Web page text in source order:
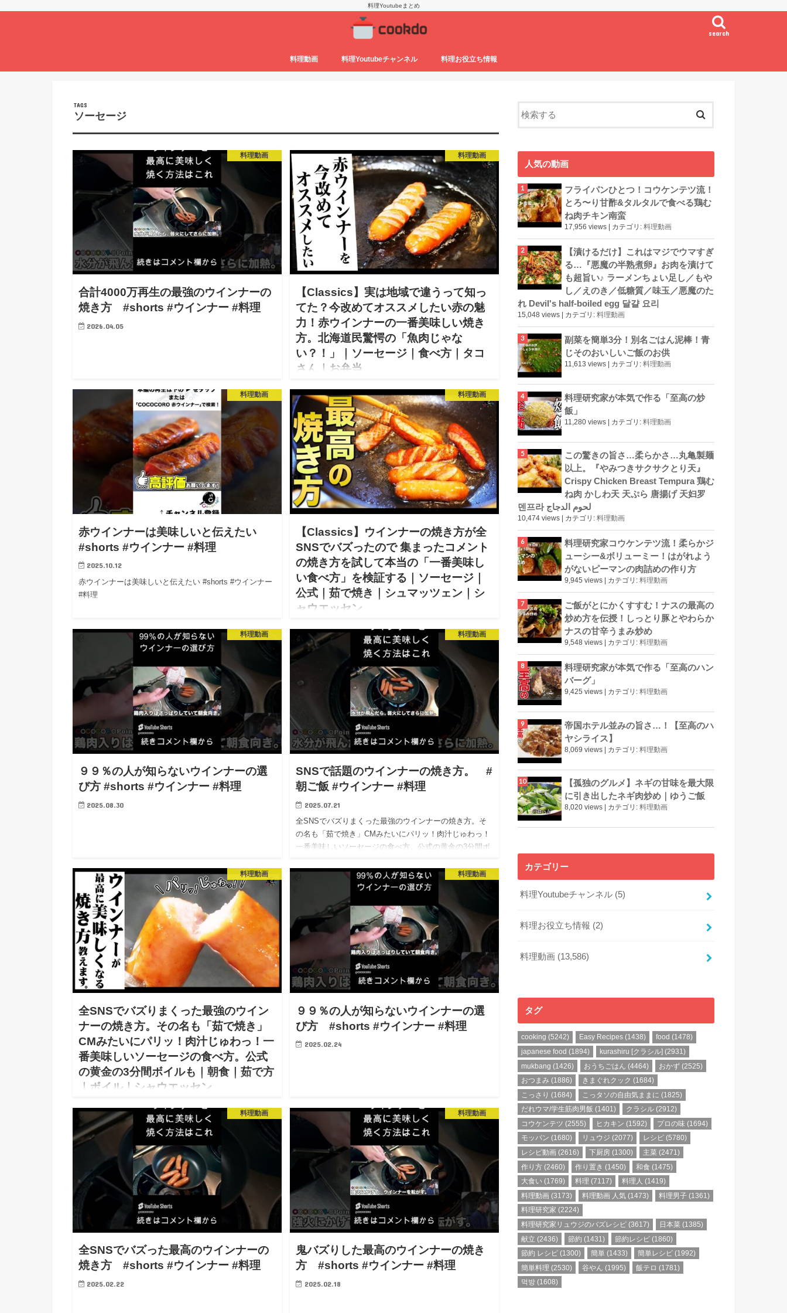
料理Youtubeまとめ
search
料理動画 料理Youtubeチャンネル 料理お役立ち情報
ソーセージ
料理動画
合計4000万再生の最強のウインナーの
焼き方 #shorts #ウインナー #料理
2026.04.05
料理動画
【Classics】実は地域で違うって知っ
てた？今改めてオススメしたい赤の魅
力！赤ウインナーの一番美味しい焼き
方。北海道民驚愕の「魚肉じゃな
い？！」｜ソーセージ｜食べ方｜タコ
さん｜お弁当
【関連動画】 ウインナーの焼き方
https://youtu.be/F21BRUQiDwc?si=vZFC21_bzCp0itqM
ウインナーの焼き方検証
https://youtu.be/RzP3D65HjKY?si=…
料理動画
赤ウインナーは美味しいと伝えたい
#shorts #ウインナー #料理
2025.10.12
赤ウインナーは美味しいと伝えたい #shorts #ウインナー
#料理
料理動画
【Classics】ウインナーの焼き方が全
SNSでバズったので 集まったコメント
の焼き方を試して本当の「一番美味し
い食べ方」を検証する｜ソーセージ｜
公式｜茹で焼き｜シュマッツェン｜シ
ャウエッセン
ウインナーの焼き方がバズり散らかしたので再検証！
4000件近くのコメントをいただいた中に、他のおすすめ
調理法や食べ方がたくさん集まったので、 今回はその中
から実際にやってみようという企画です。 「茹で焼き」
料理動画
９９％の人が知らないウインナーの選
び方 #shorts #ウインナー #料理
2025.08.30
料理動画
SNSで話題のウインナーの焼き方。 #
朝ご飯 #ウインナー #料理
2025.07.21
全SNSでバズりまくった最強のウインナーの焼き方。そ
の名も「茹で焼き」CMみたいにパリッ！肉汁じゅわっ！
一番美味しいソーセージの食べ方。公式の黄金の3分間ボ
https://y…
料理動画
全SNSでバズりまくった最強のウイン
ナーの焼き方。その名も「茹で焼き」
CMみたいにパリッ！肉汁じゅわっ！一
番美味しいソーセージの食べ方。公式
の黄金の3分間ボイルも｜朝食｜茹で方
｜ボイル｜シャウエッセン
皆さん朝ご飯食べてますか？ご飯派ですか、パン派です
か？ 私は(当然)ご飯派です。一番多いおかずは「ウイン
ナーと目玉焼き」です。 ウインナーと目玉焼きはご飯で
もパンでもイケますね。 なんなら私は昼でも夜でもウイ
ンナー目玉焼…
料理動画
９９％の人が知らないウインナーの選
び方 #shorts #ウインナー #料理
2025.02.24
料理動画
全SNSでバズった最高のウインナーの
焼き方 #shorts #ウインナー #料理
2025.02.22
料理動画
鬼バズりした最高のウインナーの焼き
方 #shorts #ウインナー #料理
2025.02.18
人気の動画
フライパンひとつ！コウケンテツ流！
とろ〜り甘酢&タルタルで食べる鶏む
ね肉チキン南蛮
17,956 views | カテゴリ: 料理動画
【漬けるだけ】これはマジでウマすぎ
る…『悪魔の半熟煮卵』お肉を漬けて
も超旨い♪ ラーメンちょい足し／もや
し／えのき／低糖質／味玉／悪魔のた
れ Devil's half-boiled egg 달걀 요리
15,048 views カテゴリ: 料理動画
副菜を簡単3分！別名ごはん泥棒！青
じそのおいしいご飯のお供
11,613 views カテゴリ: 料理動画
料理研究家が本気で作る「至高の炒
飯」
11,280 views | カテゴリ: 料理動画
この驚きの旨さ…柔らかさ…丸亀製麺
以上。『やみつきサクサクとり天』
Crispy Chicken Breast Tempura 鶏む
ね肉 かしわ天 天ぷら 唐揚げ 天妇罗
덴프라 لحوم الدجاج
10,474 views | カテゴリ: 料理動画
料理研究家コウケンテツ流！柔らかジ
ューシー&ボリューミー！はがれよう
がないピーマンの肉詰めの作り方
9,945 views カテゴリ: 料理動画
ご飯がとにかくすすむ！ナスの最高の
炒め方を伝授！しっとり豚とやわらか
ナスの甘辛うまみ炒め
9,548 views カテゴリ: 料理動画
料理研究家が本気で作る「至高のハン
バーグ」
9,425 views カテゴリ: 料理動画
帝国ホテル並みの旨さ…！【至高のハ
ヤシライス】
8,069 views | カテゴリ: 料理動画
【孤独のグルメ】ネギの甘味を最大限
に引き出したネギ肉炒め｜ゆうご飯
8,020 views | カテゴリ: 料理動画
カテゴリー
料理Youtubeチャンネル (5)
料理お役立ち情報 (2)
料理動画 (13,586)
タグ
cooking (5242) Easy Recipes (1438) food (1478)
japanese food (1894) kurashiru [クラシル] (2931)
mukbang (1426) おうちごはん (4464) おかず (2525)
おつまみ (1886) きまぐれクック (1684)
こっさり (1684) こっタソの自由気ままに (1825)
だれウマ/学生筋肉男飯 (1401) クラシル (2912)
コウケンテツ (2555) ヒカキン (1592) プロの味 (1694)
モッパン (1680) リュウジ (2077) レシピ (5780)
レシピ動画 (2616) 下厨房 (1300) 主菜 (2471)
作り方 (2460) 作り置き (1450) 和食 (1475)
大食い (1769) 料理 (7117) 料理人 (1419)
料理動画 (3173) 料理動画 人気 (1473) 料理男子 (1361)
料理研究家 (2224)
料理研究家リュウジのバズレシピ (3617) 日本菜 (1385)
献立 (2436) 節約 (1431) 節約レシピ (1860)
節約 レシピ (1300) 簡単 (1433) 簡単レシピ (1992)
簡単料理 (2530) 谷やん (1995) 飯テロ (1781)
먹방 (1608)